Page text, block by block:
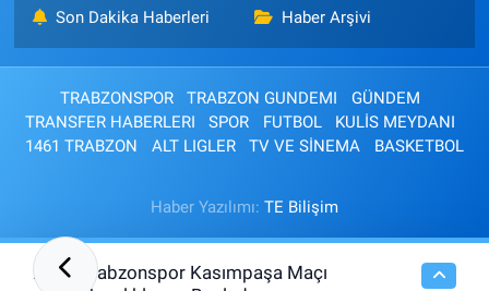
Son Dakika Haberleri Haber Arşivi
TRABZONSPOR TRABZON GUNDEMI
GÜNDEM
TRANSFER HABERLERI
SPOR FUTBOL
KULİS MEYDANI
1461 TRABZON
ALT LIGLER TV VE SİNEMA BASKETBOL
Haber Yazılımı: TE Bilişim
22:00
Trabzonspor Kasımpaşa Maçı